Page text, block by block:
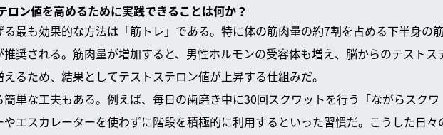
ロン値を高めるために実践できることは何か？
最も効果的な方法は「筋トレ」である。特に体の筋肉量の約7割を占める下半身の筋
奨される。筋肉量が増加すると、男性ホルモンの受容体も増え、脳からのテストス
るため、結果としてテストステロン値が上昇する仕組みだ。
単な工夫もある。例えば、毎日の歯磨き中に30回スクワットを行う「ながらスクワ
エスカレーターを使わずに階段を積極的に利用するといった習慣だ。こうした日々